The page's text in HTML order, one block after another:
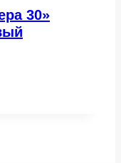
30»